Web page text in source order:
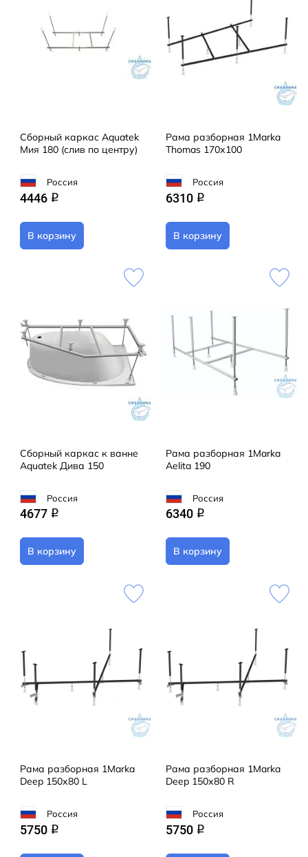
Сборный каркас Aquatek
Мия 180 (слив по центру)
Россия
4446 q
В корзину
Рама разборная 1Marka
Thomas 170х100
Россия
6310 q
В корзину
Сборный каркас к ванне
Aquatek Дива 150
Россия
4677 q
В корзину
Рама разборная 1Marka
Aelita 190
Россия
6340 q
В корзину
Рама разборная 1Marka
Deep 150х80 L
Россия
5750 q
Рама разборная 1Marka
Deep 150х80 R
Россия
5750 q